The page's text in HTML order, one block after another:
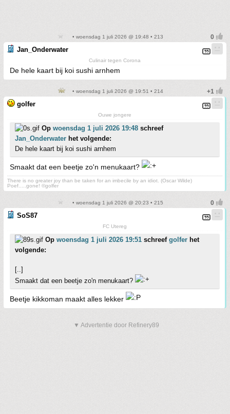
• woensdag 1 juli 2026 @ 19:48 • 213
Jan_Onderwater
Culinair tegen Corona
De hele kaart bij koi sushi arnhem
• woensdag 1 juli 2026 @ 19:51 • 214
golfer
Ouwe jongere
Op woensdag 1 juli 2026 19:48 schreef
Jan_Onderwater het volgende:
De hele kaart bij koi sushi arnhem
Smaakt dat een beetje zo'n menukaart?
There is no greater joy than be taken for an imbecile by an idiot. (Oscar Wilde)
Poef.....gone! ©golfer
• woensdag 1 juli 2026 @ 20:23 • 215
SoS87
FC Utereg
Op woensdag 1 juli 2026 19:51 schreef golfer het
volgende:
[..]
Smaakt dat een beetje zo'n menukaart?
Beetje kikkoman maakt alles lekker
▼ Advertentie door Refinery89